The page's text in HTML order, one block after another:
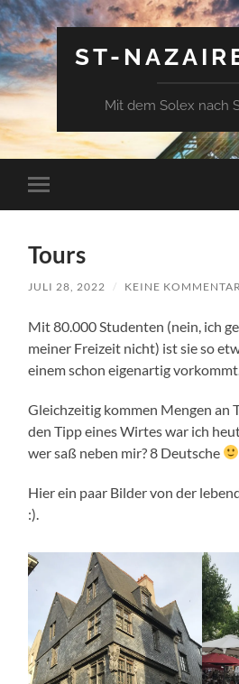
ST-
Mit dem Solex nach
Mobile-
Menü
Tours
JULI 28, 2022 / KEINE
Mit 80.000 Studenten (nein, ich
meiner Freizeit nicht) ist sie so
einem schon eigenartig vorkommt.
Gleichzeitig kommen Mengen an
den Tipp eines Wirtes war ich
wer saß neben mir? 8 Deutsche
Hier ein paar Bilder von der
:).